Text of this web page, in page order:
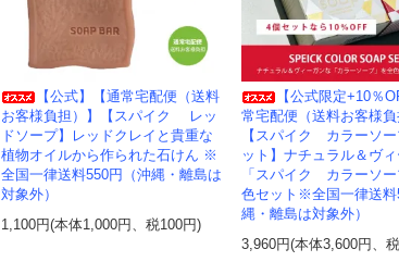
【公式】【通常宅配便（送料
お客様負担）】【スパイク レッ
ドソープ】レッドクレイと貴重な
植物オイルから作られた石けん ※
全国一律送料550円（沖縄・離島は
対象外）
1,100円(本体1,000円、税100円)
【公式限定+10％
常宅配便（送料お客様負
【スパイク カラーソー
ット】ナチュラル＆ヴ
「スパイク カラーソ
色セット※全国一律送料
縄・離島は対象外）
3,960円(本体3,600円、